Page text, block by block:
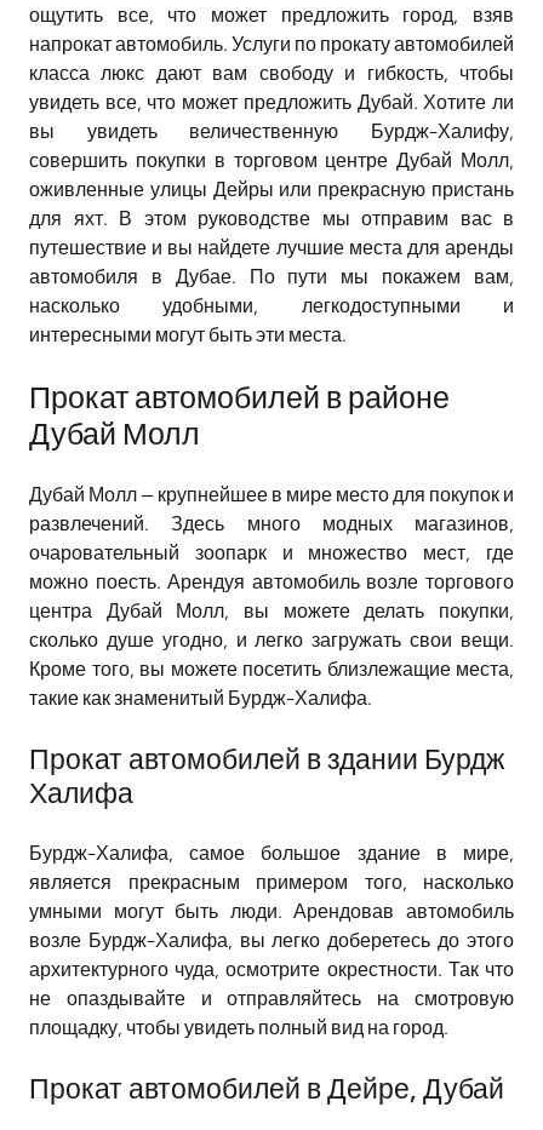
ощутить все, что может предложить город, взяв
напрокат автомобиль. Услуги по прокату автомобилей
класса люкс дают вам свободу и гибкость, чтобы
увидеть все, что может предложить Дубай. Хотите ли
вы увидеть величественную Бурдж-Халифу,
совершить покупки в торговом центре Дубай Молл,
оживленные улицы Дейры или прекрасную пристань
для яхт. В этом руководстве мы отправим вас в
путешествие и вы найдете лучшие места для аренды
автомобиля в Дубае. По пути мы покажем вам,
насколько удобными, легкодоступными и
интересными могут быть эти места.
Прокат автомобилей в районе
Дубай Молл
Дубай Молл — крупнейшее в мире место для покупок и
развлечений. Здесь много модных магазинов,
очаровательный зоопарк и множество мест, где
можно поесть. Арендуя автомобиль возле торгового
центра Дубай Молл, вы можете делать покупки,
сколько душе угодно, и легко загружать свои вещи.
Кроме того, вы можете посетить близлежащие места,
такие как знаменитый Бурдж-Халифа.
Прокат автомобилей в здании Бурдж
Халифа
Бурдж-Халифа, самое большое здание в мире,
является прекрасным примером того, насколько
умными могут быть люди. Арендовав автомобиль
возле Бурдж-Халифа, вы легко доберетесь до этого
архитектурного чуда, осмотрите окрестности. Так что
не опаздывайте и отправляйтесь на смотровую
площадку, чтобы увидеть полный вид на город.
Прокат автомобилей в Дейре, Дубай